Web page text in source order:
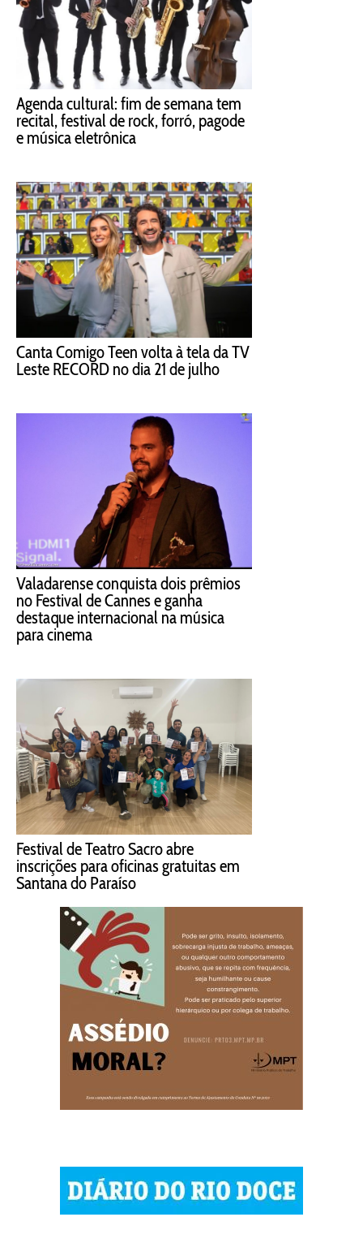
Agenda cultural: fim de semana tem
recital, festival de rock, forró, pagode
e música eletrônica
Canta Comigo Teen volta à tela da TV
Leste RECORD no dia 21 de julho
Valadarense conquista dois prêmios
no Festival de Cannes e ganha
destaque internacional na música
para cinema
Festival de Teatro Sacro abre
inscrições para oficinas gratuitas em
Santana do Paraíso